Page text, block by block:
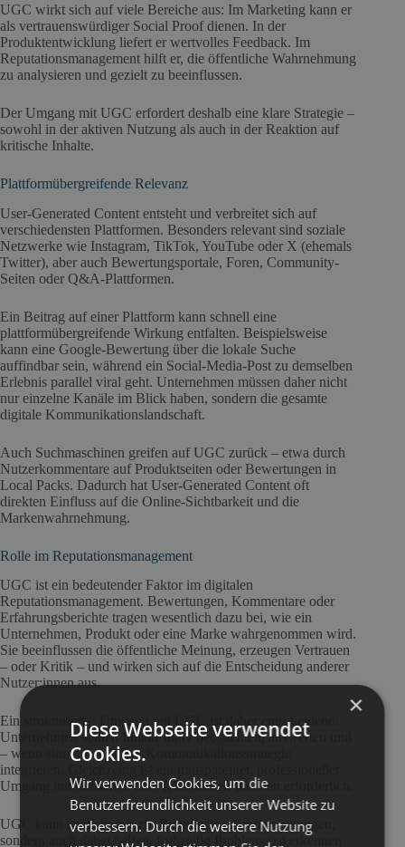
UGC wirkt sich auf viele Bereiche aus: Im Marketing kann er
als vertrauenswürdiger Social Proof dienen. In der
Produktentwicklung liefert er wertvolles Feedback. Im
Reputationsmanagement hilft er, die öffentliche Wahrnehmung
zu analysieren und gezielt zu beeinflussen.
Der Umgang mit UGC erfordert deshalb eine klare Strategie –
sowohl in der aktiven Nutzung als auch in der Reaktion auf
kritische Inhalte.
Plattformübergreifende Relevanz
User-Generated Content entsteht und verbreitet sich auf
verschiedensten Plattformen. Besonders relevant sind soziale
Netzwerke wie Instagram, TikTok, YouTube oder X (ehemals
Twitter), aber auch Bewertungsportale, Foren, Community-
Seiten oder Q&A-Plattformen.
Ein Beitrag auf einer Plattform kann schnell eine
plattformübergreifende Wirkung entfalten. Beispielsweise
kann eine Google-Bewertung über die lokale Suche
auffindbar sein, während ein Social-Media-Post zu demselben
Erlebnis parallel viral geht. Unternehmen müssen daher nicht
nur einzelne Kanäle im Blick haben, sondern die gesamte
digitale Kommunikationslandschaft.
Auch Suchmaschinen greifen auf UGC zurück – etwa durch
Nutzerkommentare auf Produktseiten oder Bewertungen in
Local Packs. Dadurch hat User-Generated Content oft
direkten Einfluss auf die Online-Sichtbarkeit und die
Markenwahrnehmung.
Rolle im Reputationsmanagement
UGC ist ein bedeutender Faktor im digitalen
Reputationsmanagement. Bewertungen, Kommentare oder
Erfahrungsberichte tragen wesentlich dazu bei, wie ein
Unternehmen, Produkt oder eine Marke wahrgenommen wird.
Sie beeinflussen die öffentliche Meinung, erzeugen Vertrauen
– oder Kritik – und wirken sich auf die Entscheidung anderer
Nutzer:innen aus.
Ein strukturierter Umgang mit UGC ist daher entscheidend:
Unternehmen sollten Inhalte aktiv beobachten, auswerten und
– wenn sinnvoll – in ihre Kommunikationsstrategie
integrieren. Gleichzeitig ist ein transparenter, professioneller
Umgang mit kritischen oder fehlerhaften Inhalten erforderlich.
UGC kann so nicht nur zur Reputationsstärkung beitragen,
sondern auch dabei helfen, frühzeitig Probleme zu erkennen
×
Diese Webseite verwendet
Cookies.
Wir verwenden Cookies, um die
Benutzerfreundlichkeit unserer Website zu
verbessern. Durch die weitere Nutzung